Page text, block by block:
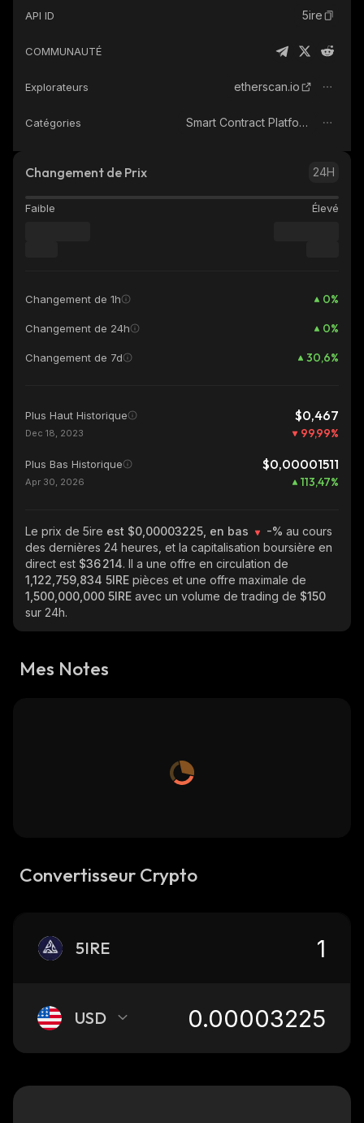
API ID 5ire
COMMUNAUTÉ
Explorateurs etherscan.io
Catégories Smart Contract Platform
Changement de Prix 24H
Faible Élevé
Changement de 1h 0%
Changement de 24h 0%
Changement de 7d 30,6%
Plus Haut Historique $0,467
Dec 18, 2023 99,99%
Plus Bas Historique $0,00001511
Apr 30, 2026 113,47%
Le prix de 5ire est $0,00003225, en bas -% au cours
des dernières 24 heures, et la capitalisation boursière en
direct est $36 214. Il a une offre en circulation de
1,122,759,834 5IRE pièces et une offre maximale de
1,500,000,000 5IRE avec un volume de trading de $150
sur 24h.
Mes Notes
Convertisseur Crypto
5IRE
USD